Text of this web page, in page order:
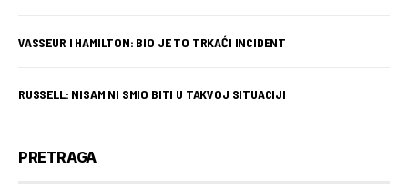
VASSEUR I HAMILTON: BIO JE TO TRKAĆI INCIDENT
RUSSELL: NISAM NI SMIO BITI U TAKVOJ SITUACIJI
PRETRAGA